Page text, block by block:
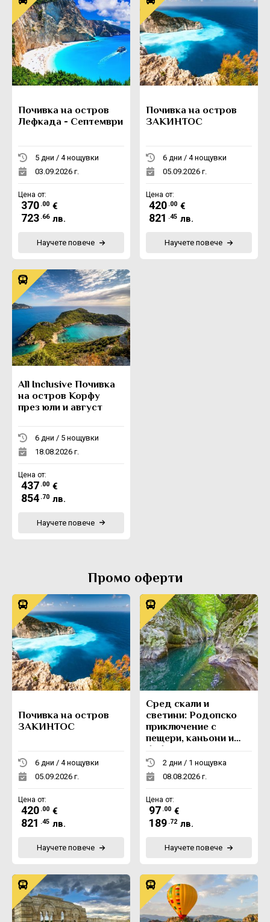
Почивка на остров
Лефкада - Септември
5 дни / 4 нощувки
03.09.2026 г.
Цена от:
370 .00 €
723 .66 лв.
Научете повече
Почивка на остров
ЗАКИНТОС
6 дни / 4 нощувки
05.09.2026 г.
Цена от:
420 .00 €
821 .45 лв.
Научете повече
All Inclusive Почивка
на остров Корфу
през юли и август
6 дни / 5 нощувки
18.08.2026 г.
Цена от:
437 .00 €
854 .70 лв.
Научете повече
Промо оферти
Почивка на остров
ЗАКИНТОС
6 дни / 4 нощувки
05.09.2026 г.
Цена от:
420 .00 €
821 .45 лв.
Научете повече
Сред скали и
светини: Родопско
приключение с
пещери, каньони и
боб
2 дни / 1 нощувка
08.08.2026 г.
Цена от:
97 .00 €
189 .72 лв.
Научете повече